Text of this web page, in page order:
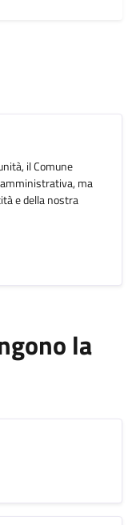
il Comune
ma
e della nostra
la